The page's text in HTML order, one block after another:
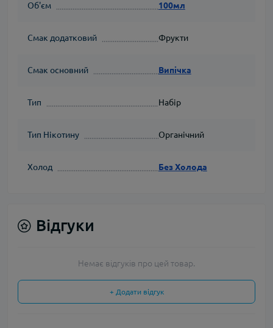
Об'єм 100мл
Смак додатковий Фрукти
Смак основний Випічка
Тип Набір
Тип Нікотину Органічний
Холод Без Холода
Відгуки
Немає відгуків про цей товар.
+ Додати відгук